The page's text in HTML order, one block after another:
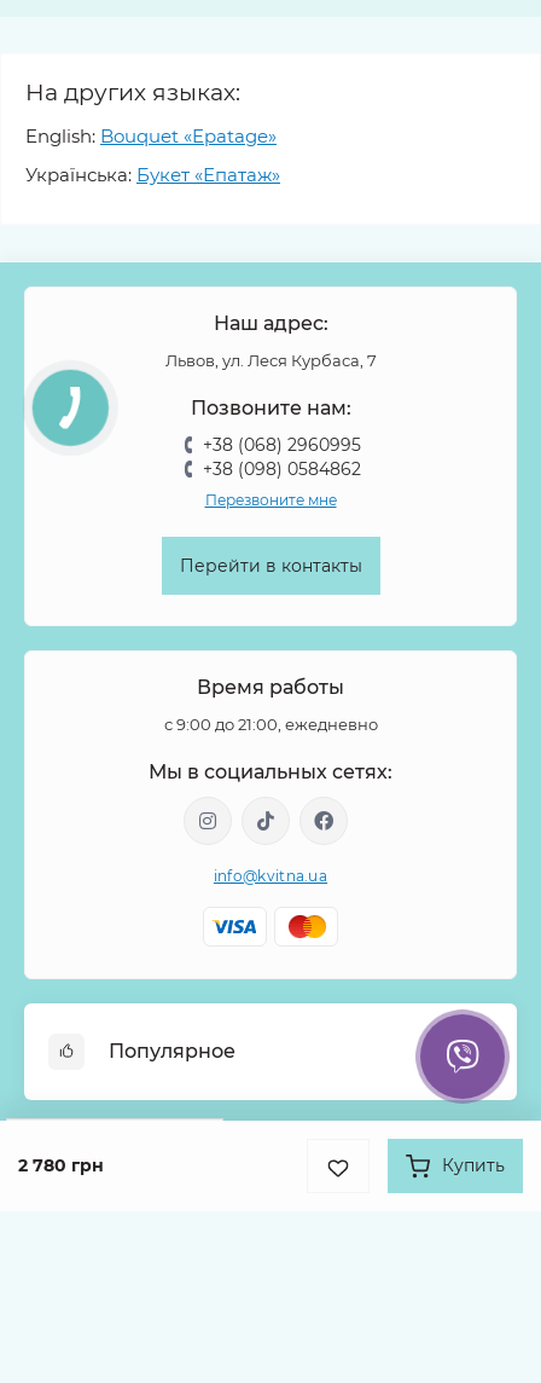
2 780 грн Купить
На других языках:
English: Bouquet «Epatage»
Українська: Букет «Епатаж»
Наш адрес:
Львов, ул. Леся Курбаса, 7
Позвоните нам:
+38 (068) 2960995
+38 (098) 0584862
Перезвоните мне
Перейти в контакты
Время работы
с 9:00 до 21:00, ежедневно
Мы в социальных сетях:
info@kvitna.ua
Популярное
Онлайн-Витрина